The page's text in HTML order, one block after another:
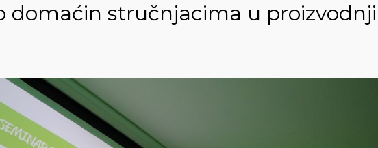
domaćin stručnjacima u proizvodnji